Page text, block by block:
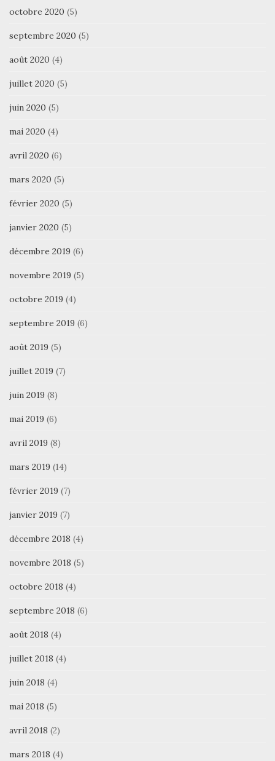
octobre 2020 (5)
septembre 2020 (5)
août 2020 (4)
juillet 2020 (5)
juin 2020 (5)
mai 2020 (4)
avril 2020 (6)
mars 2020 (5)
février 2020 (5)
janvier 2020 (5)
décembre 2019 (6)
novembre 2019 (5)
octobre 2019 (4)
septembre 2019 (6)
août 2019 (5)
juillet 2019 (7)
juin 2019 (8)
mai 2019 (6)
avril 2019 (8)
mars 2019 (14)
février 2019 (7)
janvier 2019 (7)
décembre 2018 (4)
novembre 2018 (5)
octobre 2018 (4)
septembre 2018 (6)
août 2018 (4)
juillet 2018 (4)
juin 2018 (4)
mai 2018 (5)
avril 2018 (2)
mars 2018 (4)